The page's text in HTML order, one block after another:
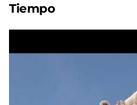
Tiempo